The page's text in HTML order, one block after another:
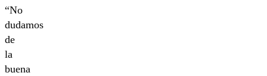
“No
dudamos
de
la
buena